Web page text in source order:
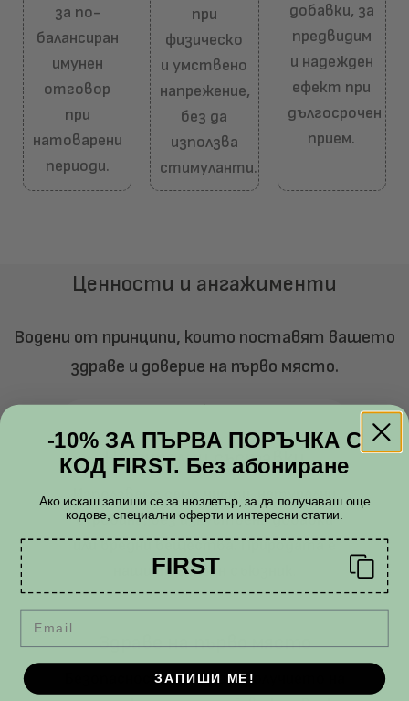
за по-
балансиран
имунен
отговор
при
натоварени
периоди.
при
физическо
и умствено
напрежение,
без да
използва
стимуланти.
добавки, за
предвидим
и надежден
ефект при
дългосрочен
прием.
Ценности и ангажименти
Водени от принципи, които поставят вашето
здраве и доверие на първо място.
Натурални съставки
Използваме само чисти, натурални
суровини, без изкуствени добавки
или вредни вещества. Природата е
нашият главен съюзник.
Здраве на първо място
Безопасността и благополучието на
-10% ЗА ПЪРВА ПОРЪЧКА С
КОД FIRST. Без абониране
Ако искаш запиши се за нюзлетър, за да получaваш още
кодове, специални оферти и интересни статии.
FIRST
ЗАПИШИ МЕ!